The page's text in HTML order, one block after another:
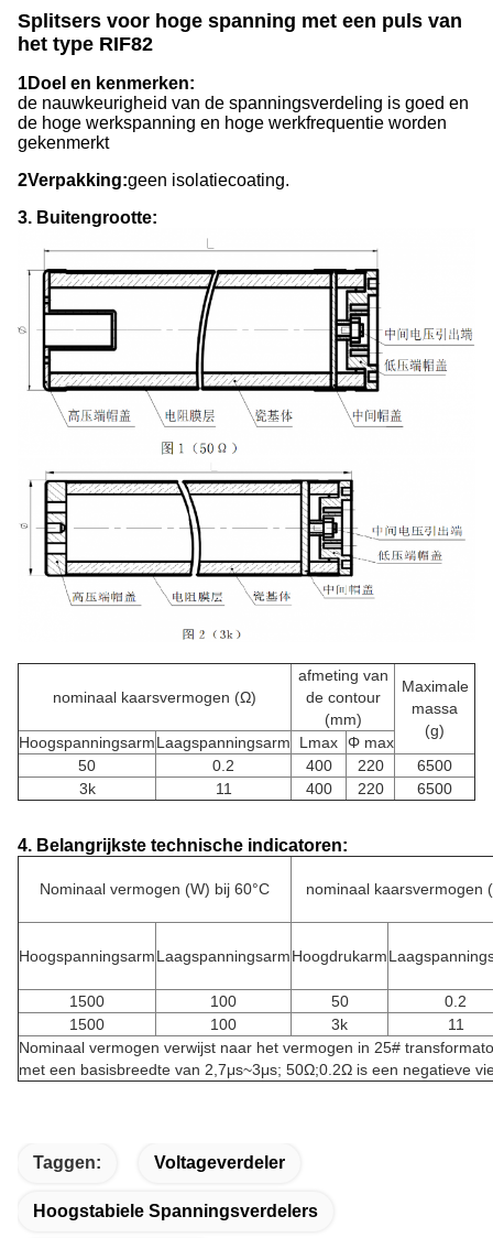
Splitsers voor hoge spanning met een puls van
het type RIF82
1Doel en kenmerken:
de nauwkeurigheid van de spanningsverdeling is goed en
de hoge werkspanning en hoge werkfrequentie worden
gekenmerkt
2Verpakking:geen isolatiecoating.
3. Buitengrootte:
nominaal kaarsvermogen (Ω)
afmeting van
de contour
(mm)
Maximale
massa
(g)
HoogspanningsarmLaagspanningsarm Lmax Φ max
50
0.2 400 220
6500
3k
11 400 220 6500
4. Belangrijkste technische indicatoren:
Nominaal vermogen (W) bij 60°C nominaal kaarsvermogen
HoogspanningsarmLaagspanningsarmHoogdrukarm
1500 100 50
0.2
1500
100 3k
11
Nominaal vermogen verwijst naar het vermogen in 25#
met een basisbreedte van 2,7μs~3μs; 50Ω;0.2Ω is een negatieve
Taggen: Voltageverdeler
Hoogstabiele Spanningsverdelers